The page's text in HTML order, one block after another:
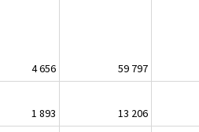
4 656
59 797
1 893 13 206